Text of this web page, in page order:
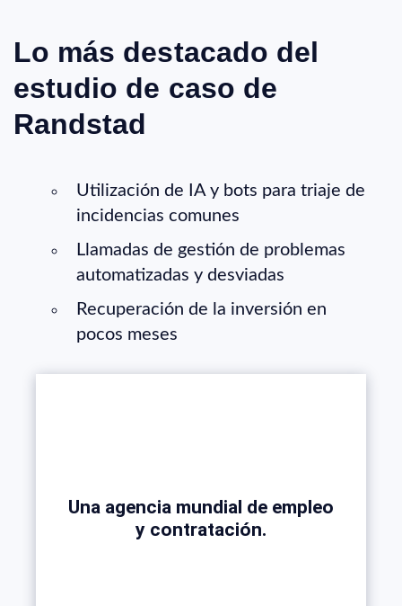
Lo más destacado del
estudio de caso de
Randstad
Utilización de IA y bots para triaje de
incidencias comunes
Llamadas de gestión de problemas
automatizadas y desviadas
Recuperación de la inversión en
pocos meses
Una agencia mundial de empleo
y contratación.